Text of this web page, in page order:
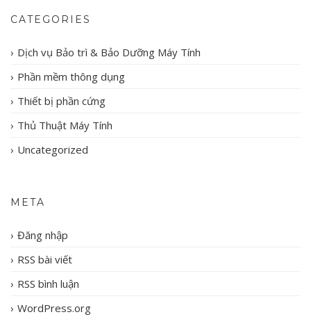
CATEGORIES
Dịch vụ Bảo trì & Bảo Dưỡng Máy Tính
Phần mềm thông dụng
Thiết bị phần cứng
Thủ Thuật Máy Tính
Uncategorized
META
Đăng nhập
RSS bài viết
RSS bình luận
WordPress.org